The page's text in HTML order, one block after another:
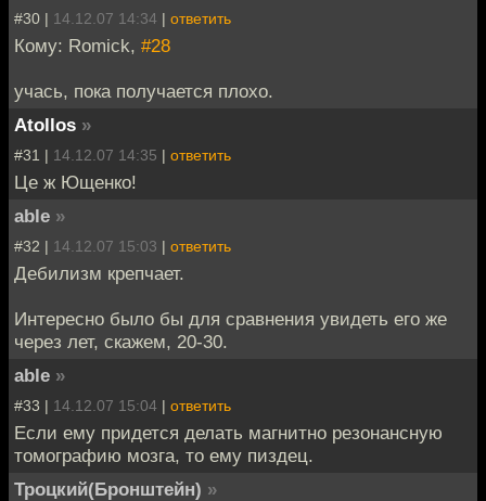
#30 | 14.12.07 14:34 | ответить
Кому: Romick, #28
учась, пока получается плохо.
Atollos »
#31 | 14.12.07 14:35 | ответить
Це ж Ющенко!
able »
#32 | 14.12.07 15:03 | ответить
Дебилизм крепчает.
Интересно было бы для сравнения увидеть его же
через лет, скажем, 20-30.
able »
#33 | 14.12.07 15:04 | ответить
Если ему придется делать магнитно резонансную
томографию мозга, то ему пиздец.
Троцкий(Бронштейн) »